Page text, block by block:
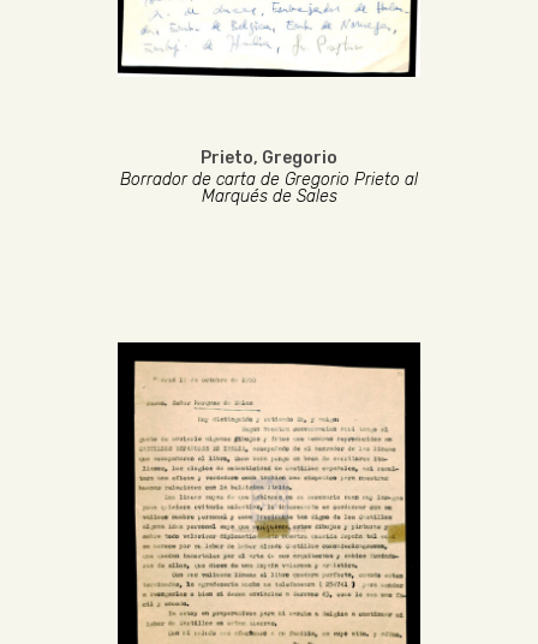
Prieto, Gregorio
Borrador de carta de Gregorio Prieto al
Marqués de Sales